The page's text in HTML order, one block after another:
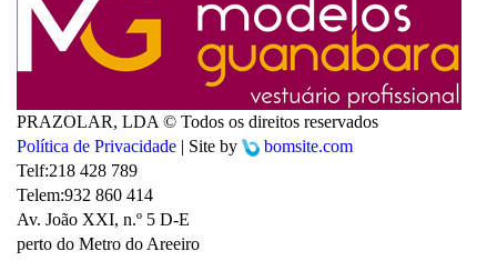
PRAZOLAR, LDA © Todos os direitos reservados
Política de Privacidade | Site by
bomsite.com
Telf:218 428 789
Telem:932 860 414
Av. João XXI, n.º 5 D-E
perto do Metro do Areeiro